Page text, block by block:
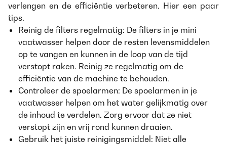
verlengen en de efficiëntie verbeteren. Hier een paar
tips.
Reinig de filters regelmatig: De filters in je mini
vaatwasser helpen door de resten levensmiddelen
op te vangen en kunnen in de loop van de tijd
verstopt raken. Reinig ze regelmatig om de
efficiëntie van de machine te behouden.
Controleer de spoelarmen: De spoelarmen in je
vaatwasser helpen om het water gelijkmatig over
de inhoud te verdelen. Zorg ervoor dat ze niet
verstopt zijn en vrij rond kunnen draaien.
Gebruik het juiste reinigingsmiddel: Niet alle